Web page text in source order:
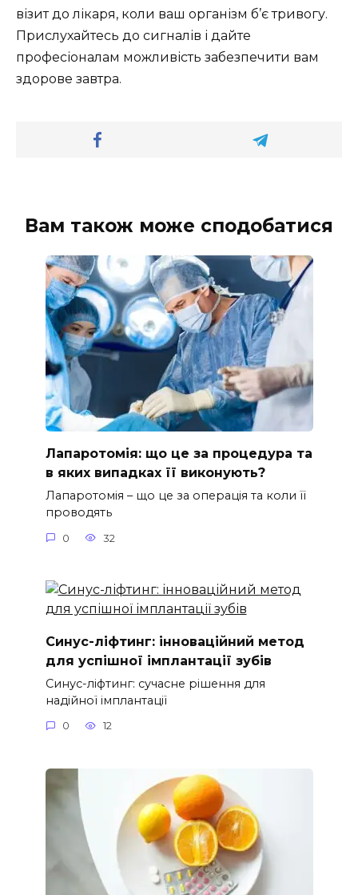
візит до лікаря, коли ваш організм б’є тривогу.
Прислухайтесь до сигналів і дайте
професіоналам можливість забезпечити вам
здорове завтра.
Вам також може сподобатися
Лапаротомія: що це за процедура та
в яких випадках її виконують?
Лапаротомія – що це за операція та коли її
проводять
0 32
Синус-ліфтинг: інноваційний метод
для успішної імплантації зубів
Синус-ліфтинг: сучасне рішення для
надійної імплантації
0 12